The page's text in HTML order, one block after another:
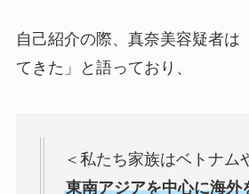
自己紹介の際、真奈美容疑者は
てきた」と語っており、
＜私たち家族はベトナム
東南アジアを中心に海外